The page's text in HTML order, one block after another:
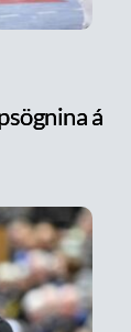
á